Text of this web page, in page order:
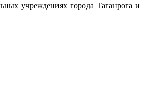
учреждениях города Таганрога и